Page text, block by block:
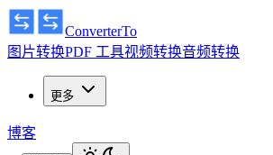
ConverterTo
图片转换PDF 工具视频转换音频转换
更多
博客